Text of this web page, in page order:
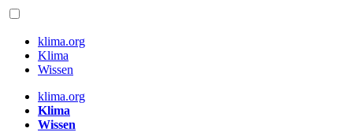
klima.org
Klima
Wissen
klima.org
Klima
Wissen